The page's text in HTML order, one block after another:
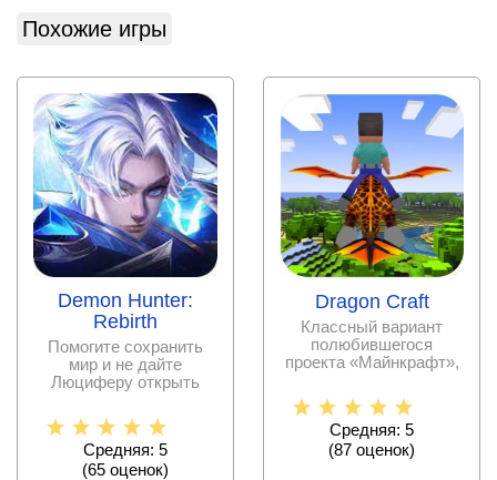
Похожие игры
Demon Hunter:
Rebirth
Помогите сохранить
мир и не дайте
Люциферу открыть
Землю.
Средняя: 5
(65 оценок)
Dragon Craft
Классный вариант
полюбившегося
проекта «Майнкрафт»,
море
Средняя: 5
(87 оценок)